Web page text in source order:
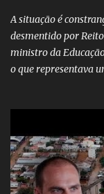
A situação é
desmentido por
ministro da
o que representava
meio vai ter o seu
insensatez de Vélez
que a ala
na gestão... Mas as